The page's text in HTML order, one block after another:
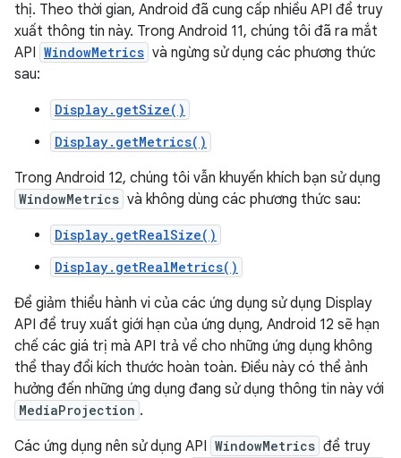
thị. Theo thời gian, Android đã cung cấp nhiều API để truy
xuất thông tin này. Trong Android 11, chúng tôi đã ra mắt
API WindowMetrics và ngừng sử dụng các phương thức
sau:
Display.getSize()
Display.getMetrics()
Trong Android 12, chúng tôi vẫn khuyến khích bạn sử dụng
WindowMetrics và không dùng các phương thức sau:
Display.getRealSize()
Display.getRealMetrics()
Để giảm thiểu hành vi của các ứng dụng sử dụng Display
API để truy xuất giới hạn của ứng dụng, Android 12 sẽ hạn
chế các giá trị mà API trả về cho những ứng dụng không
thể thay đổi kích thước hoàn toàn. Điều này có thể ảnh
hưởng đến những ứng dụng đang sử dụng thông tin này với
MediaProjection .
Các ứng dụng nên sử dụng API WindowMetrics để truy